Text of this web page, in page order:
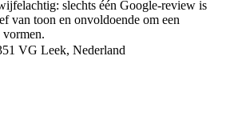
slechts één Google‑review is
van toon en onvoldoende om een
vormen.
VG Leek, Nederland